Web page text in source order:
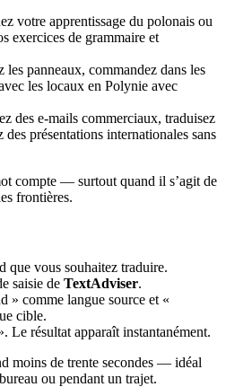
votre apprentissage du polonais ou
exercices de grammaire et
les panneaux, commandez dans les
les locaux en Polynie avec
des e-mails commerciaux, traduisez
des présentations internationales sans
compte — surtout quand il s’agit de
frontières.
que vous souhaitez traduire.
saisie de TextAdviser.
» comme langue source et «
cible.
Le résultat apparaît instantanément.
moins de trente secondes — idéal
ou pendant un trajet.